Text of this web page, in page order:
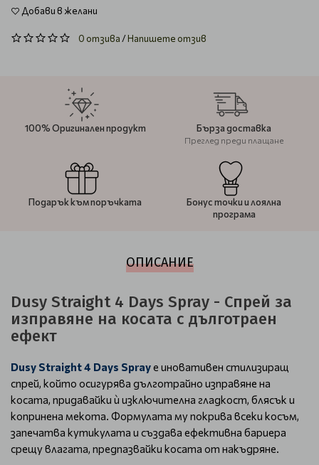
Добави в желани
0 отзива/Напишете отзив
100% Оригинален продукт Бърза доставка
Преглед преди плащане
Подарък към поръчката
Бонус точки и лоялна
програма
ОПИСАНИЕ
Dusy Straight 4 Days Spray - Спрей за
изправяне на косата с дълготраен
ефект
Dusy Straight 4 Days Sprayе иновативен стилизиращ
спрей, който осигурява дълготрайно изправяне на
косата, придавайки ѝ изключителна гладкост, блясък и
копринена мекота. Формулата му покрива всеки косъм,
запечатва кутикулата и създава ефективна бариера
срещу влагата, предпазвайки косата от накъдряне.